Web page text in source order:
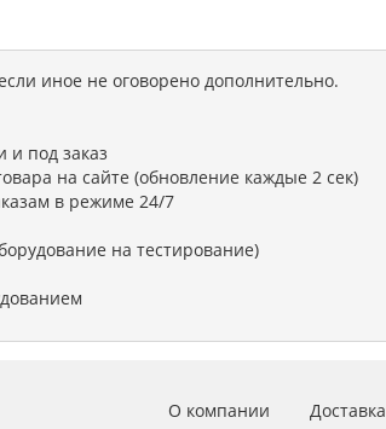
иное не оговорено дополнительно.
и под заказ
на сайте (обновление каждые 2 сек)
в режиме 24/7
на тестирование)
О компании Доставка